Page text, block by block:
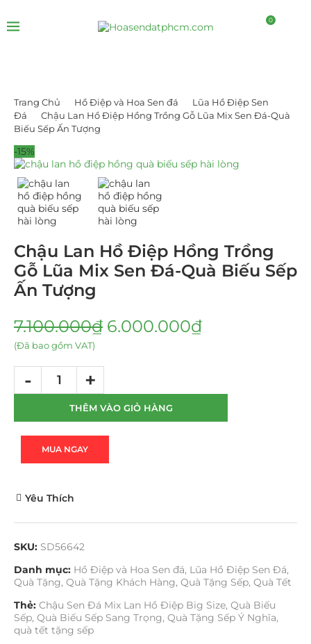
0
Trang Chủ Hồ Điệp và Hoa Sen đá
Lũa Hồ Điệp Sen
Đá
Chậu Lan Hồ Điệp Hồng Trồng Gỗ Lũa Mix Sen Đá-Quà
Biếu Sếp Ấn Tượng
-15%
Chậu Lan Hồ Điệp Hồng Trồng
Gỗ Lũa Mix Sen Đá-Quà Biếu Sếp
Ấn Tượng
7.100.000₫ 6.000.000₫
(Đã bao gồm VAT)
THÊM VÀO GIỎ HÀNG
MUA NGAY
Yêu Thích
SKU: SD56642
Danh mục: Hồ Điệp và Hoa Sen đá, Lũa Hồ Điệp Sen Đá,
Quà Tặng, Quà Tặng Khách Hàng, Quà Tặng Sếp, Quà Tết
Thẻ: Chậu Sen Đá Mix Lan Hồ Điệp Big Size, Quà Biếu
Sếp, Quà Biếu Sếp Sang Trọng, Quà Tặng Sếp Ý Nghĩa,
quà tết tặng sếp